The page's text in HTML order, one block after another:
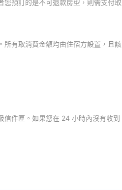
預訂的是不可退款房型，則需支付取
所有取消費金額均由住宿方設置，且該
信件匣。如果您在 24 小時內沒有收到